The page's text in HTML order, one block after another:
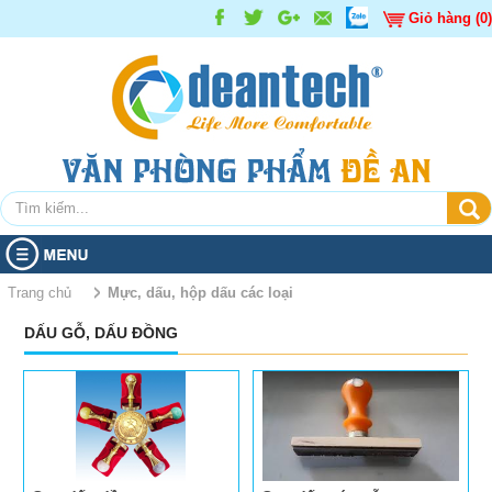
Giỏ hàng (0)
TRANG CHỦ
SẢN PHẨM
Giấy các loại
Giấy in - photocopy
Giấy than
Giấy decal, tem nhãn
Bút các loại
GIỚI THIỆU
KHUYẾN MÃI
Sản phẩm Khuyến mãi
TIN TỨC
Trang chủ Mực, dấu, hộp dấu các loại
DẤU GỖ, DẤU ĐỒNG